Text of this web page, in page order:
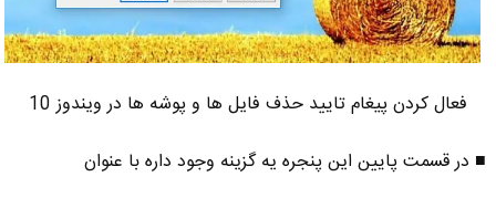
فعال کردن پیغام تایید حذف فایل ها و پوشه ها در ویندوز 10
■ در قسمت پایین این پنجره یه گزینه وجود داره با عنوان